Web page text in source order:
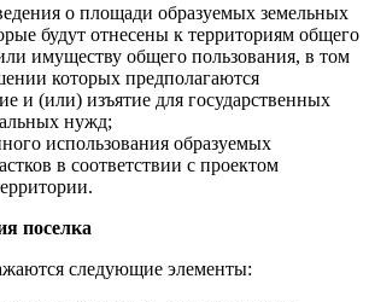
о площади образуемых земельных
будут отнесены к территориям общего
имуществу общего пользования, в том
которых предполагаются
и (или) изъятие для государственных
нужд;
использования образуемых
в соответствии с проектом
поселка
следующие элементы: